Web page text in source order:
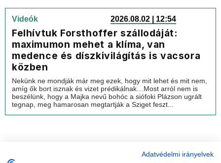
Videók 2026.08.02 | 12:54
Felhívtuk Forsthoffer szállodáját:
maximumon mehet a klíma, van
medence és díszkivilágítás is vacsora
közben
Nekünk ne mondják már meg ezek, hogy mit lehet és mit nem,
amíg ők bort isznak és vizet prédikálnak…Most arról nem is
beszélünk, hogy a Majka nevű bohóc a siófoki Plázson ugrált
tegnap, meg hamarosan megtartják a Sziget feszt...
Adatvédelmi irányelvek